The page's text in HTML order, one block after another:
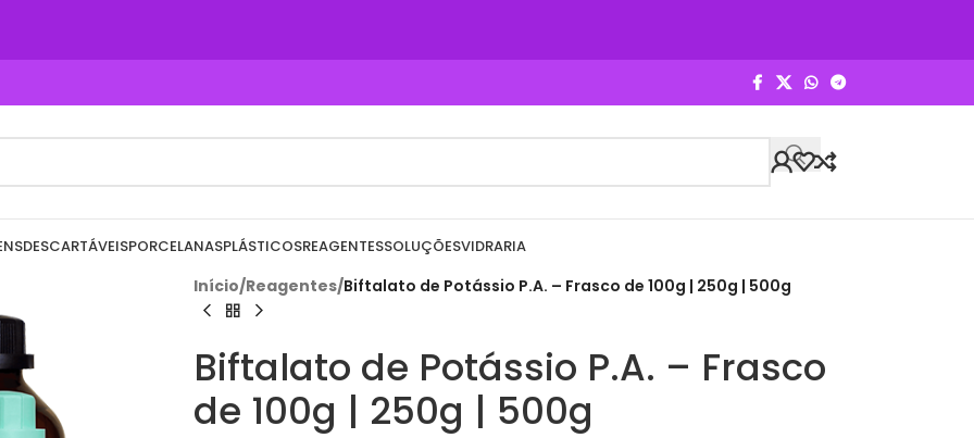
DESCARTÁVEISPORCELANASPLÁSTICOSREAGENTESSOLUÇÕESVIDRARIA
Início/Reagentes/Biftalato de Potássio P.A. – Frasco de 100g | 250g | 500g
Biftalato de Potássio P.A. – Frasco
de 100g | 250g | 500g